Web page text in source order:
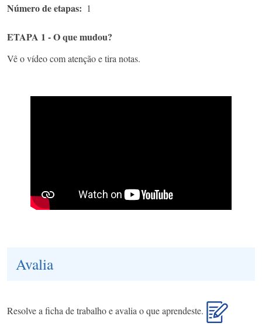
Número de etapas 1
ETAPA 1 - O que mudou?
Vê o vídeo com atenção e tira notas.
Avalia
Resolve a ficha de trabalho e avalia o que aprendeste.